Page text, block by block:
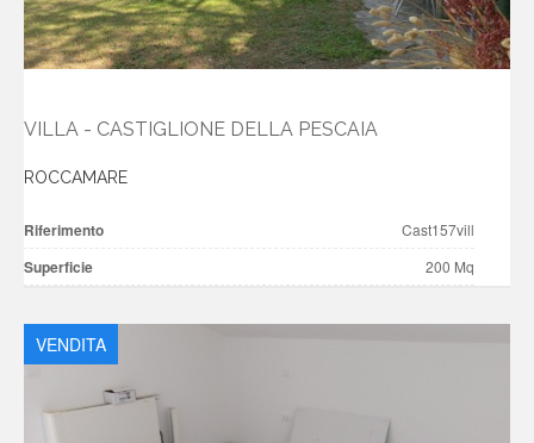
VILLA - CASTIGLIONE DELLA PESCAIA
ROCCAMARE
Riferimento Cast157vill
Superficie 200 Mq
VENDITA